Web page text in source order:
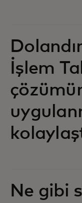
İşlem
Ne gibi